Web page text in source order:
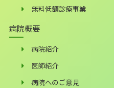
無料低額診療事業
病院概要
病院紹介
医師紹介
病院へのご意見